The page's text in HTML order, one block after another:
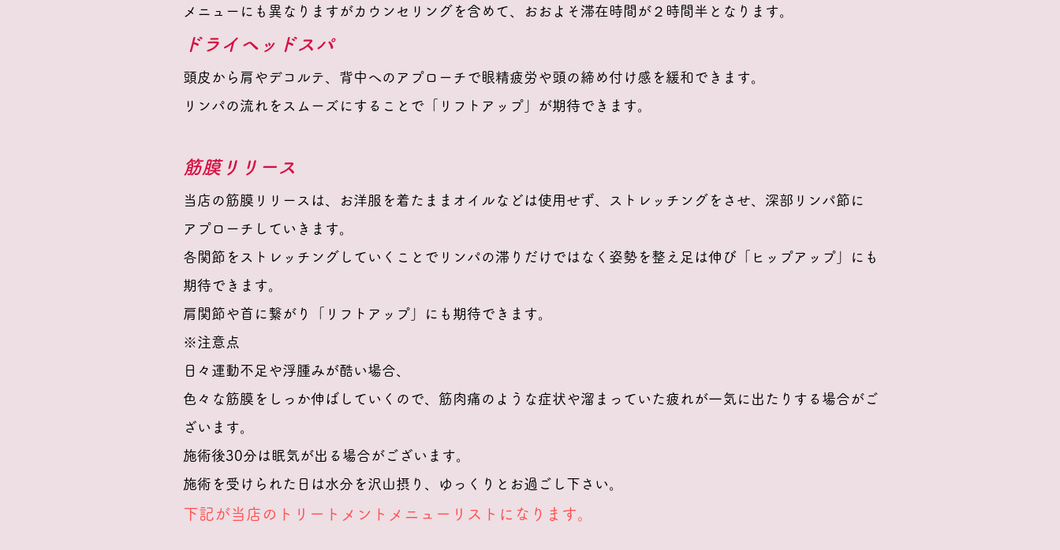
メニューにも異なりますがカウンセリングを含めて、おおよそ滞在時間が２時間半となります。
ドライヘッドスパ
頭皮から肩やデコルテ、背中へのアプローチで眼精疲労や頭の締め付け感を緩和できます。
リンパの流れをスムーズにすることで「リフトアップ」が期待できます。
筋膜リリース
当店の筋膜リリースは、お洋服を着たままオイルなどは使用せず、ストレッチングをさせ、深部リンパ節に
アプローチしていきます。
各関節をストレッチングしていくことでリンパの滞りだけではなく姿勢を整え足は伸び「ヒップアップ」にも
期待できます。
肩関節や首に繋がり「リフトアップ」にも期待できます。
※注意点
日々運動不足や浮腫みが酷い場合、
色々な筋膜をしっか伸ばしていくので、筋肉痛のような症状や溜まっていた疲れが一気に出たりする場合がご
ざいます。
施術後30分は眠気が出る場合がございます。
施術を受けられた日は水分を沢山摂り、ゆっくりとお過ごし下さい。
​下記が当店のトリートメントメニューリストになります。